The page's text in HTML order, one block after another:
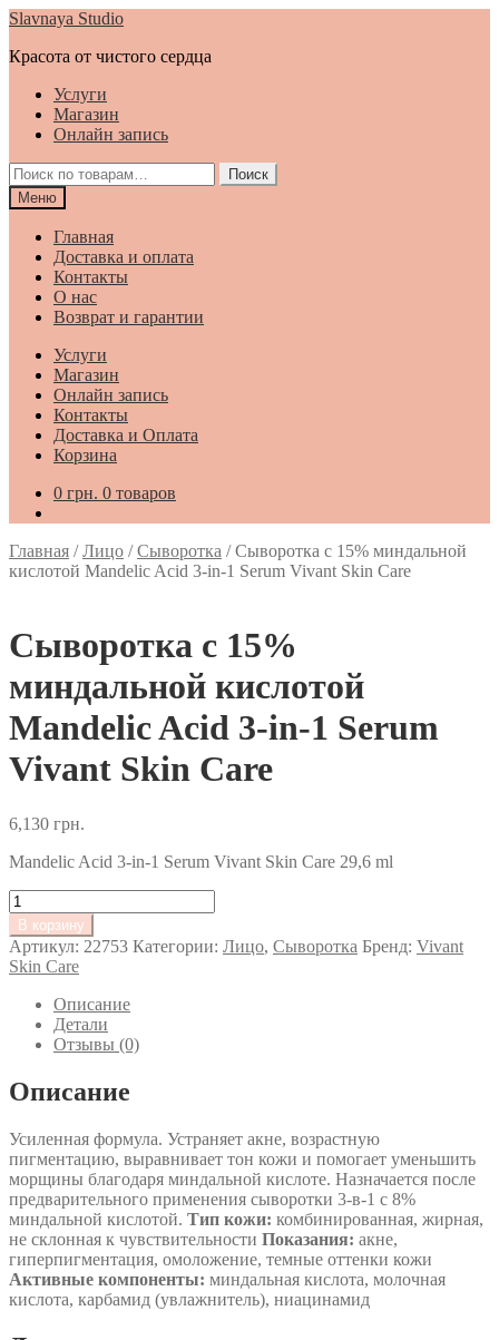
Перейти
навигации
Перейти
содержимому
Slavnaya Studio
Красота от чистого сердца
Услуги
Магазин
Онлайн запись
Искать:
Поиск
Меню
Главная
Доставка и оплата
Контакты
О нас
Возврат и гарантии
Услуги
Магазин
Онлайн запись
Контакты
Доставка и Оплата
Корзина
0 грн. 0 товаров
Главная /Лицо /Сыворотка /Сыворотка с 15% миндальной
кислотой Mandelic Acid 3-in-1 Serum Vivant Skin Care
Сыворотка с 15%
миндальной кислотой
Mandelic Acid 3-in-1 Serum
Vivant Skin Care
6,130 грн.
Mandelic Acid 3-in-1 Serum Vivant Skin Care 29,6 ml
Количество
товара
Сыворотка
с
15%
миндальной
кислотой
Mandelic
3-
in-
Serum
Vivant
Skin
Care
В корзину
Артикул: 22753 Категории: Лицо, Сыворотка Бренд: Vivant
Skin Care
Описание
Детали
Отзывы (0)
Описание
Усиленная формула. Устраняет акне, возрастную
пигментацию, выравнивает тон кожи и помогает уменьшить
морщины благодаря миндальной кислоте. Назначается после
предварительного применения сыворотки 3-в-1 с 8%
миндальной кислотой. Тип кожи: комбинированная, жирная,
не склонная к чувствительности Показания: акне,
гиперпигментация, омоложение, темные оттенки кожи
Активные компоненты: миндальная кислота, молочная
кислота, карбамид (увлажнитель), ниацинамид